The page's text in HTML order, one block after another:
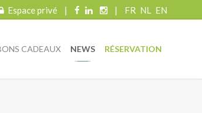
Espace privé | | FR NL EN
CADEAUX NEWS RÉSERVATION